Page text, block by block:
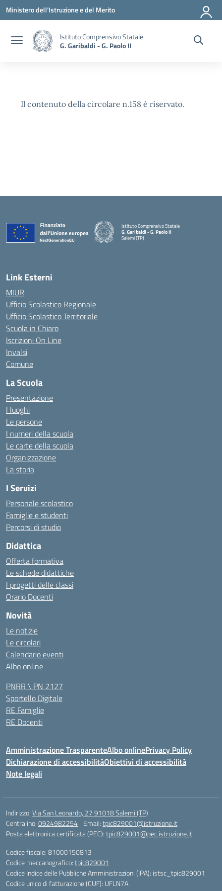
Vai ai contenuti
Vai al menu di navigazione
Vai al footer
Ministero dell'Istruzione e del Merito
Istituto Comprensivo Statale
G. Garibaldi - G. Paolo II
Il contenuto della circolare n.158 è riservato.
Istituto Comprensivo Statale
G. Garibaldi - G. Paolo II
Salemi (TP)
Link Esterni
MIUR
Ufficio Scolastico Regionale
Ufficio Scolastico Territoriale
Scuola in Chiaro
Iscrizioni On Line
Invalsi
Comune
La Scuola
Presentazione
I luoghi
Le persone
I numeri della scuola
Le carte della scuola
Organizzazione
La storia
I Servizi
Personale scolastico
Famiglie e studenti
Percorsi di studio
Didattica
Offerta formativa
Le schede didattiche
I progetti delle classi
Orario Docenti
Novità
Le notizie
Le circolari
Calendario eventi
Albo online
PNRR \ PN 2127
Sportello Digitale
RE Famiglie
RE Docenti
Amministrazione TrasparenteAlbo onlinePrivacy Policy
Dichiarazione di accessibilitàObiettivi di accessibilità
Note legali
Indirizzo:Via San Leonardo, 27 91018 Salemi (TP)
Centralino:0924982254 Email:tpic829001@istruzione.it
Posta elettronica certificata (PEC):tpic829001@pec.istruzione.it
Codice fiscale: 81000150813
Codice meccanografico:tpic829001
Codice Indice delle Pubbliche Amministrazioni (IPA): istsc_tpic829001
Codice unico di fatturazione (CUF): UFLN7A